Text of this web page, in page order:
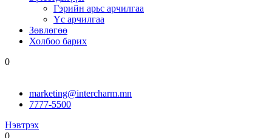
Гэрийн арьс арчилгаа
Үс арчилгаа
Зөвлөгөө
Холбоо барих
0
marketing@intercharm.mn
7777-5500
Нэвтрэх
0